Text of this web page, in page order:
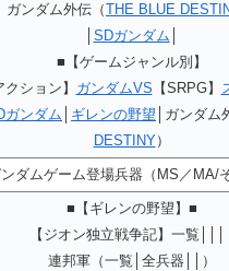
ガンダム外伝（THE BLUE
SDガンダム
■【ゲームジャンル別】
クション】 ガンダムVS 【SRPG】
ガンダム ギレンの野望 │ガンダム
DESTINY）
ンダムゲーム登場兵器（MS／MA/
■【ギレンの野望】■
【ジオン独立戦争記】一覧││││
連邦軍（一覧│全兵器││）